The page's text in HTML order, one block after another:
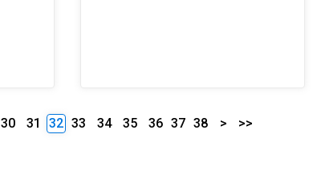
30 31 32 33 34 35 36 37 38 > >>